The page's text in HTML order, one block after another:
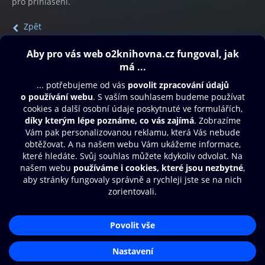
Zpět
Obsah ke stažení
Moje O2 Knihovna
Další zábava
© O2 Czech Republic a.s.
Přístupnost
Zásady zpracování osobních údajůAplikace O2 Knihovna
Čti a poslouchej své e-knihy a